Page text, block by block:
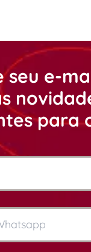
seu e-
para